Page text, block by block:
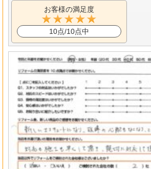
お客様の満足度
10点/10点中